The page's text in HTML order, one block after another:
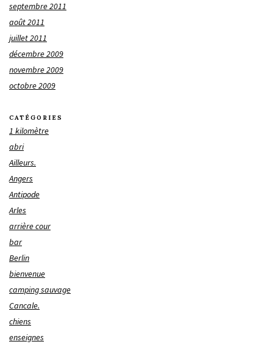
septembre 2011
août 2011
juillet 2011
décembre 2009
novembre 2009
octobre 2009
CATÉGORIES
1 kilomètre
abri
Ailleurs.
Angers
Antipode
Arles
arrière cour
bar
Berlin
bienvenue
camping sauvage
Cancale.
chiens
enseignes